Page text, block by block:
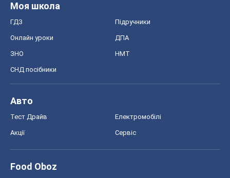
Моя школа
ГДЗ Підручники
Онлайн уроки ДПА
ЗНО НМТ
СНД посібники
Авто
Тест Драйв Електромобілі
Акції Сервіс
Food Oboz